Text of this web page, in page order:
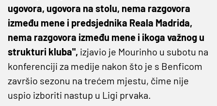
ugovora, ugovora na stolu, nema razgovora
između mene i predsjednika Reala Madrida,
nema razgovora između mene i ikoga važnog u
strukturi kluba", izjavio je Mourinho u subotu na
konferenciji za medije nakon što je s Benficom
završio sezonu na trećem mjestu, čime nije
uspio izboriti nastup u Ligi prvaka.